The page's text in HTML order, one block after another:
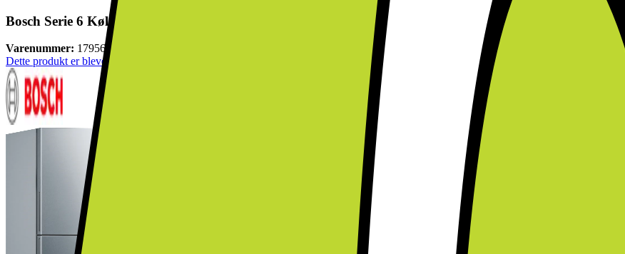
Bosch Serie 6 Kølesfryseskab KGE39AICA (inox)
Varenummer: 179562
Dette produkt er blevet bedømt til 4.8 ud af 5 stjerner.